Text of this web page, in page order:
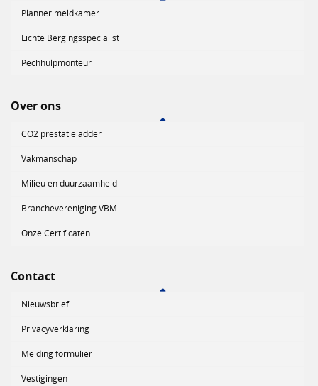
Planner meldkamer
Lichte Bergingsspecialist
Pechhulpmonteur
Over ons
CO2 prestatieladder
Vakmanschap
Milieu en duurzaamheid
Branchevereniging VBM
Onze Certificaten
Contact
Nieuwsbrief
Privacyverklaring
Melding formulier
Vestigingen